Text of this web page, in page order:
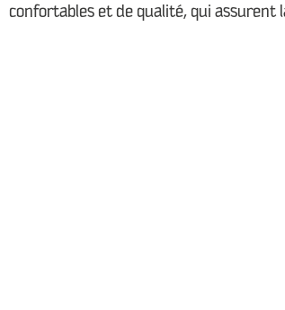
confortables et de qualité, qui assurent